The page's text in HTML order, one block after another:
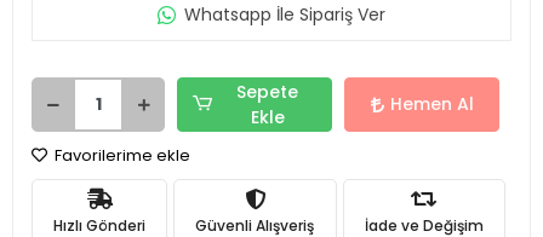
Whatsapp İle Sipariş Ver
Sepete
Ekle
Hemen Al
Favorilerime ekle
Hızlı Gönderi Güvenli Alışveriş İade ve Değişim